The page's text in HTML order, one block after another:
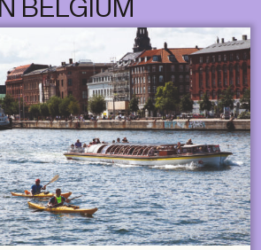
IN BELGIUM